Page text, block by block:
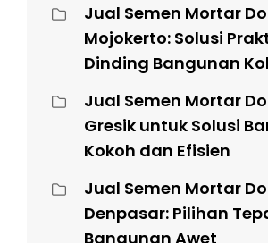
Jual Semen Mortar
Mojokerto: Solusi
Dinding Bangunan
Jual Semen Mortar
Gresik untuk Solusi
Kokoh dan Efisien
Jual Semen Mortar
Denpasar: Pilihan
Bangunan Awet